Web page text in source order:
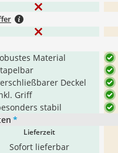
Material
Deckel
Griff
stabil
*
Lieferzeit
Sofort lieferbar